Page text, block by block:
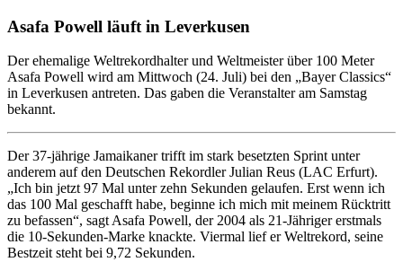
Asafa Powell läuft in Leverkusen
Der ehemalige Weltrekordhalter und Weltmeister über 100 Meter
Asafa Powell wird am Mittwoch (24. Juli) bei den „Bayer Classics“
in Leverkusen antreten. Das gaben die Veranstalter am Samstag
bekannt.
Der 37-jährige Jamaikaner trifft im stark besetzten Sprint unter
anderem auf den Deutschen Rekordler Julian Reus (LAC Erfurt).
„Ich bin jetzt 97 Mal unter zehn Sekunden gelaufen. Erst wenn ich
das 100 Mal geschafft habe, beginne ich mich mit meinem Rücktritt
zu befassen“, sagt Asafa Powell, der 2004 als 21-Jähriger erstmals
die 10-Sekunden-Marke knackte. Viermal lief er Weltrekord, seine
Bestzeit steht bei 9,72 Sekunden.